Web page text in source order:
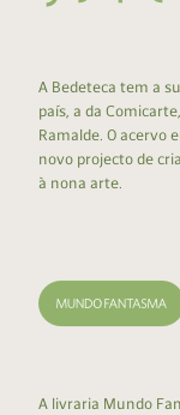
A Bedeteca tem a
país, a da
Ramalde. O acervo
novo projecto de
à nona arte.
A livraria Mundo